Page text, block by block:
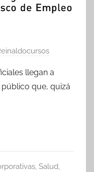
llegan a
que, quizá
, Salud,